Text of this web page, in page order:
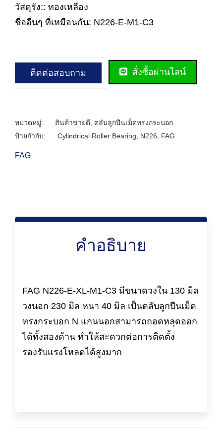
วัสดุรัง:: ทองเหลือง
ชื่ออื่นๆ ที่เหมือนกัน: N226-E-M1-C3
ติดต่อสอบถาม สั่งซื้อผ่านไลน์
หมวดหมู่: สินค้าขายดี
ตลับลูกปืนเม็ดทรงกระบอก
ป้ายกำกับ:
Cylindrical Roller Bearing N226 FAG
FAG
คำอธิบาย
FAG N226-E-XL-M1-C3 มีขนาดวงใน 130 มิล
วงนอก 230 มิล หนา 40 มิล เป็นตลับลูกปืนเม็ด
ทรงกระบอก N แกนนอกสามารถถอดหลุดออก
ได้ทั้งสองด้าน ทำให้สะดวกต่อการติดตั้ง
รองรับแรงโหลดได้สูงมาก